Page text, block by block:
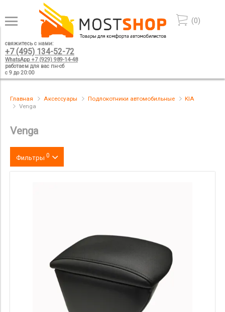
(0)
свяжитесь с нами:
+7 (495) 134-52-72
WhatsApp +7 (929) 989-14-48
работаем для вас пн-сб
с 9 до 20:00
Главная Аксессуары Подлокотники автомобильные
KIA
Venga
Venga
Фильтры 0
Страна происхождения